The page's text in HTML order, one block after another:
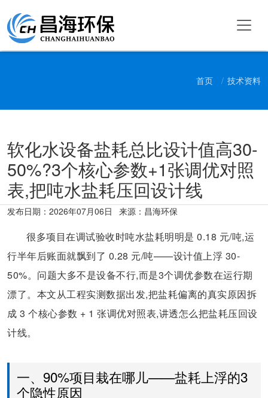
首页 技术资料
软化水设备盐耗总比设计值高30-
50%?3个核心参数+1张调优对照
表,把吨水盐耗压回设计线
发布日期： 2026年07月06日 来源：昌海环保
很多项目在调试验收时吨水盐耗明明是 0.18 元/吨,运
行半年后账面就飘到了 0.28 元/吨——设计值上浮 30-
50%。问题大多不是设备不行,而是3个调优参数在运行期
漂了。本文从工程实测数据出发,把盐耗偏离的真实原因拆
成 3 个核心参数 + 1 张调优对照表,讲透怎么把盐耗压回设
计线。
一、90%项目栽在哪儿——盐耗上浮的3
个隐性原因